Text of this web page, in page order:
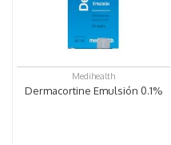
Medihealth
Dermacortine Emulsión 0.1%